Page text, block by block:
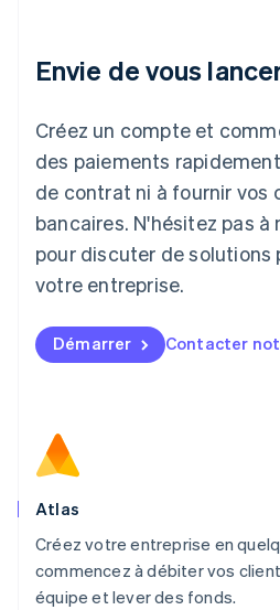
Envie de vous
Créez un compte et
des paiements
de contrat ni à fournir vos
bancaires. N'hésitez pas
pour discuter de solutions
votre entreprise.
Démarrer Contacter
Atlas
Créez votre entreprise en
commencez à débiter vos
équipe et lever des fonds.
Japon
Lettonie
English
Liechtenstein
DeutschEnglish
Lituanie
Luxembourg
FrançaisDeutschEnglish
English简体中文
Malte
English
Nouvelle-Zélande
English
NederlandsEnglish
Pologne
English